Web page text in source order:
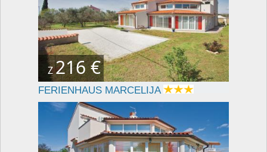
Z216 €
FERIENHAUS MARCELIJA